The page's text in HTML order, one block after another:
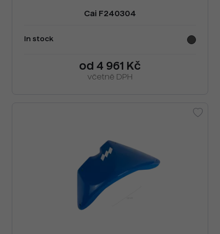
Cai F240304
In stock
od 4 961 Kč
včetně DPH